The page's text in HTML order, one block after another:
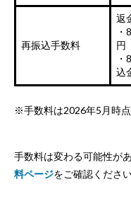
再振込手数料
返
円
込
※手数料は2026年5月時
手数料は変わる可能性が
料ページをご確認ください